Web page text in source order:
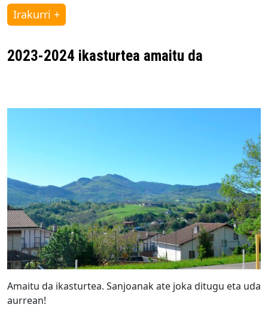
Irakurri +
2023-2024 ikasturtea amaitu da
Amaitu da ikasturtea. Sanjoanak ate joka ditugu eta uda
aurrean!